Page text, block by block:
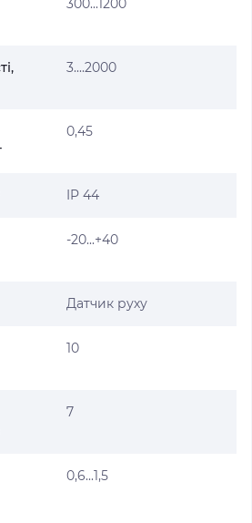
300...1200
3....2000
0,45
IP 44
-20...+40
Датчик руху
10
7
0,6...1,5